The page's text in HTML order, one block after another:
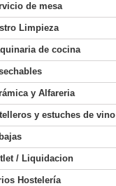
de mesa
Limpieza
de cocina
y Alfareria
y estuches de vino
/ Liquidacion
Hostelería